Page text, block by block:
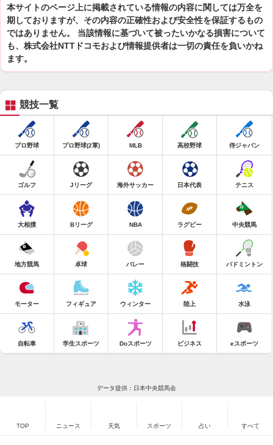
本サイトのページ上に掲載されている情報の内容に関しては万全を
期しておりますが、その内容の正確性および安全性を保証するもの
ではありません。 当該情報に基づいて被ったいかなる損害について
も、株式会社NTTドコモおよび情報提供者は一切の責任を負いかね
ます。
競技一覧
プロ野球 プロ野球(2軍) MLB 高校野球 侍ジャパン
ゴルフ Jリーグ 海外サッカー 日本代表 テニス
大相撲 Bリーグ NBA ラグビー 中央競馬
地方競馬 卓球 バレー 格闘技 バドミントン
モーター フィギュア ウィンター 陸上 水泳
自転車 学生スポーツ Doスポーツ ビジネス eスポーツ
データ提供：日本中央競馬会
TOP ニュース 天気 スポーツ 占い すべて